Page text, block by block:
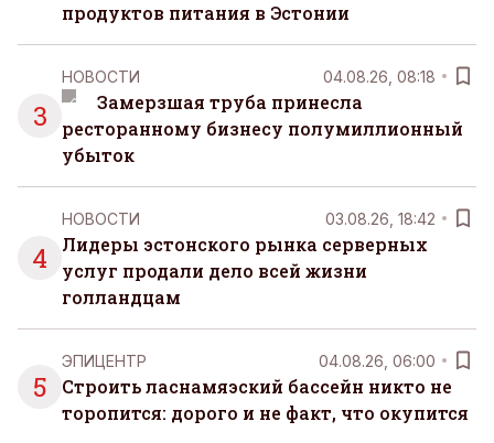
продуктов питания в Эстонии
3
НОВОСТИ 04.08.26, 08:18
Замерзшая труба принесла
ресторанному бизнесу полумиллионный
убыток
4
НОВОСТИ 03.08.26, 18:42
Лидеры эстонского рынка серверных
услуг продали дело всей жизни
голландцам
5
ЭПИЦЕНТР 04.08.26, 06:00
Строить ласнамяэский бассейн никто не
торопится: дорого и не факт, что окупится